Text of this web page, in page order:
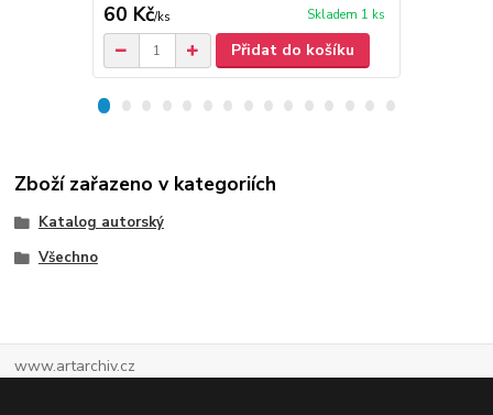
60 Kč/ks Skladem 1 ks
Přidat do košíku
Zboží zařazeno v kategoriích
Katalog autorský
Všechno
www.artarchiv.cz